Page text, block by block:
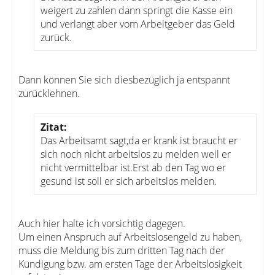
weigert zu zahlen dann springt die Kasse ein
und verlangt aber vom Arbeitgeber das Geld
zurück.
Dann können Sie sich diesbezüglich ja entspannt
zurücklehnen.
Zitat:
Das Arbeitsamt sagt,da er krank ist braucht er
sich noch nicht arbeitslos zu melden weil er
nicht vermittelbar ist.Erst ab den Tag wo er
gesund ist soll er sich arbeitslos melden.
Auch hier halte ich vorsichtig dagegen.
Um einen Anspruch auf Arbeitslosengeld zu haben,
muss die Meldung bis zum dritten Tag nach der
Kündigung bzw. am ersten Tage der Arbeitslosigkeit